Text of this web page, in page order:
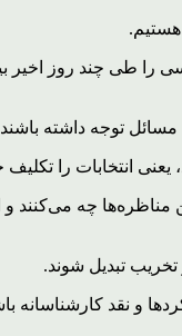
بخش دیگری از سخنان خود با اشاره به اینکه مقام
مسائل توجه داشته
انتخابات را تکلیف
این مناظره‌ها چه
تبدیل شوند.
و نقد کارشناسانه